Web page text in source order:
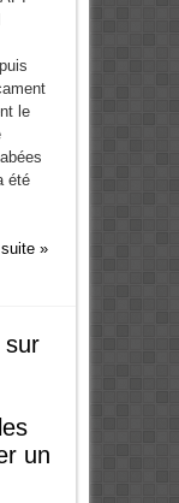
le
été
»
sur
un